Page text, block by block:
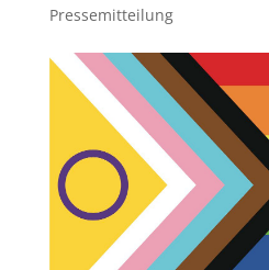
Pressemitteilung